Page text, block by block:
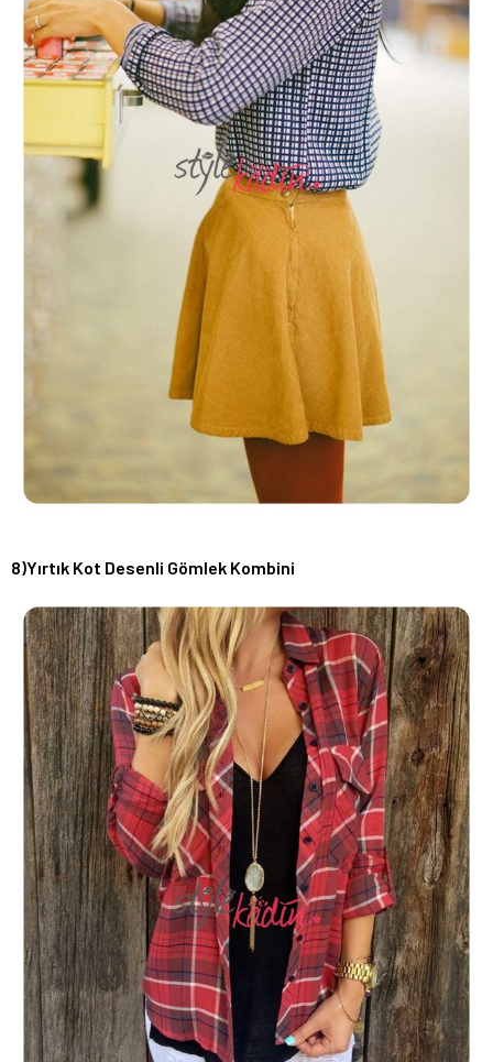
8)Yırtık Kot Desenli Gömlek Kombini